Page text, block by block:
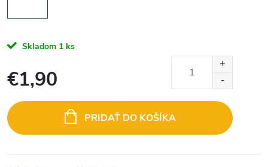
Skladom 1 ks
€1,90
cena:
PRIDAŤ DO KOŠÍKA